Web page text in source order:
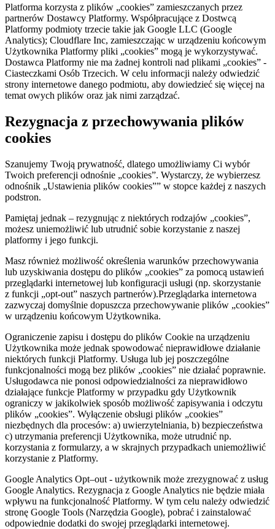
Platforma korzysta z plików „cookies” zamieszczanych przez
partnerów Dostawcy Platformy. Współpracujące z Dostwcą
Platformy podmioty trzecie takie jak Google LLC (Google
Analytics); Cloudflare Inc, zamieszczając w urządzeniu końcowym
Użytkownika Platformy pliki „cookies” mogą je wykorzystywać.
Dostawca Platformy nie ma żadnej kontroli nad plikami „cookies” -
Ciasteczkami Osób Trzecich. W celu informacji należy odwiedzić
strony internetowe danego podmiotu, aby dowiedzieć się więcej na
temat owych plików oraz jak nimi zarządzać.
Rezygnacja z przechowywania plików
cookies
Szanujemy Twoją prywatność, dlatego umożliwiamy Ci wybór
Twoich preferencji odnośnie „cookies”. Wystarczy, że wybierzesz
odnośnik „Ustawienia plików cookies”” w stopce każdej z naszych
podstron.
Pamiętaj jednak – rezygnując z niektórych rodzajów „cookies”,
możesz uniemożliwić lub utrudnić sobie korzystanie z naszej
platformy i jego funkcji.
Masz również możliwość określenia warunków przechowywania
lub uzyskiwania dostępu do plików „cookies” za pomocą ustawień
przeglądarki internetowej lub konfiguracji usługi (np. skorzystanie
z funkcji „opt-out” naszych partnerów).Przeglądarka internetowa
zazwyczaj domyślnie dopuszcza przechowywanie plików „cookies”
w urządzeniu końcowym Użytkownika.
Ograniczenie zapisu i dostępu do plików Cookie na urządzeniu
Użytkownika może jednak spowodować nieprawidłowe działanie
niektórych funkcji Platformy. Usługa lub jej poszczególne
funkcjonalności mogą bez plików „cookies” nie działać poprawnie.
Usługodawca nie ponosi odpowiedzialności za nieprawidłowo
działające funkcje Platformy w przypadku gdy Użytkownik
ograniczy w jakikolwiek sposób możliwość zapisywania i odczytu
plików „cookies”. Wyłączenie obsługi plików „cookies”
niezbędnych dla procesów: a) uwierzytelniania, b) bezpieczeństwa
c) utrzymania preferencji Użytkownika, może utrudnić np.
korzystania z formularzy, a w skrajnych przypadkach uniemożliwić
korzystanie z Platformy.
Google Analytics Opt–out - użytkownik może zrezygnować z usług
Google Analytics. Rezygnacja z Google Analytics nie będzie miała
wpływu na funkcjonalność Platformy. W tym celu należy odwiedzić
stronę Google Tools (Narzędzia Google), pobrać i zainstalować
odpowiednie dodatki do swojej przeglądarki internetowej.